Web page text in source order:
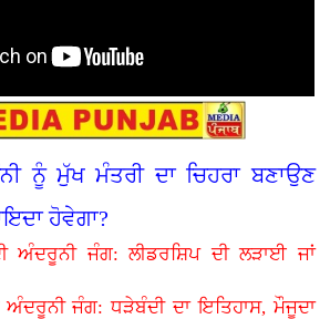
ਨੂੰ ਮੁੱਖ ਮੰਤਰੀ ਦਾ ਚਿਹਰਾ ਬਣਾਉਣ
ਹੋਵੇਗਾ?
ਅੰਦਰੂਨੀ ਜੰਗ: ਲੀਡਰਸ਼ਿਪ ਦੀ ਲੜਾਈ ਜਾਂ
ਜੰਗ: ਧੜੇਬੰਦੀ ਦਾ ਇਤਿਹਾਸ, ਮੌਜੂਦਾ